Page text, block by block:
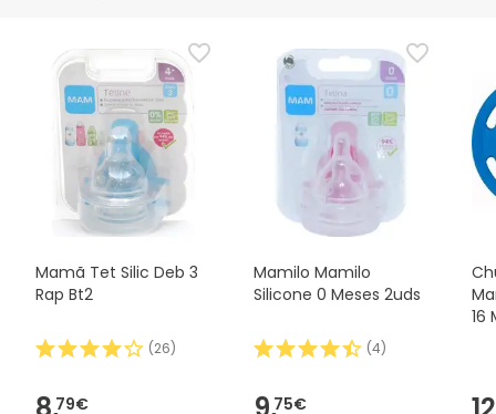
Mamã Tet Silic Deb 3
Rap Bt2
(26)
79€
Mamilo Mamilo
Silicone 0 Meses 2uds
(4)
75€
16